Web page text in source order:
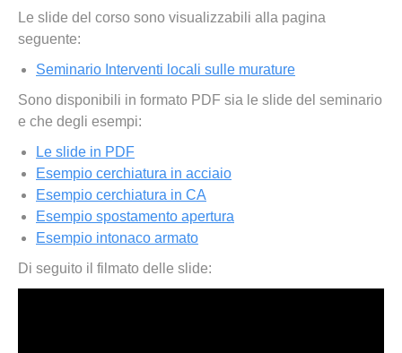
Le slide del corso sono visualizzabili alla pagina
seguente:
Seminario Interventi locali sulle murature
Sono disponibili in formato PDF sia le slide del seminario
e che degli esempi:
Le slide in PDF
Esempio cerchiatura in acciaio
Esempio cerchiatura in CA
Esempio spostamento apertura
Esempio intonaco armato
Di seguito il filmato delle slide: